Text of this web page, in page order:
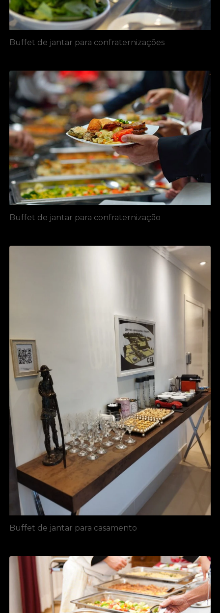
Buffet de jantar para confraternizações​
Buffet de jantar para confraternização​
Buffet de jantar para casamento